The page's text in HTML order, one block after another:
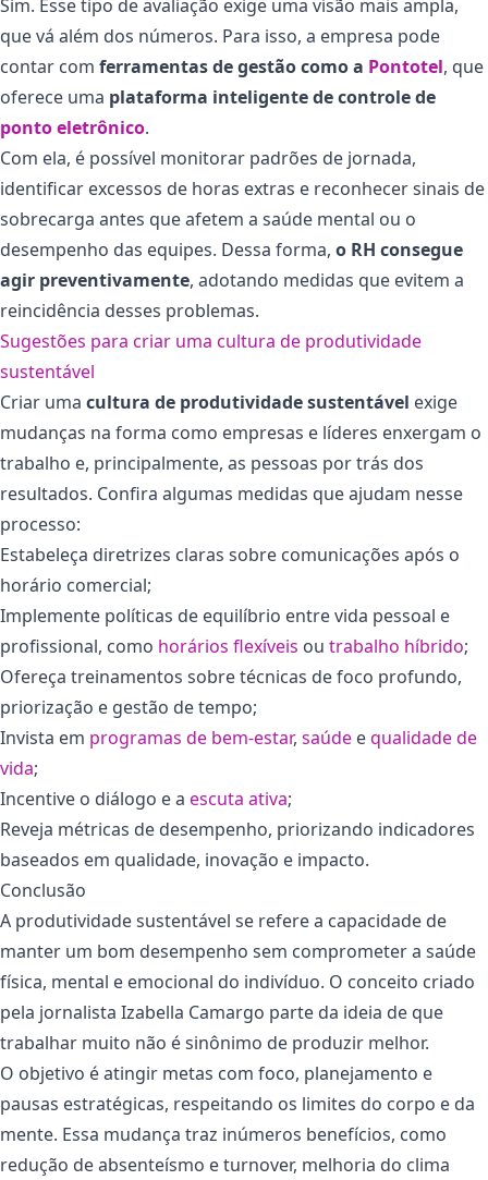
Sim. Esse tipo de avaliação exige uma visão mais ampla,
que vá além dos números. Para isso, a empresa pode
contar com ferramentas de gestão como a Pontotel, que
oferece uma plataforma inteligente de controle de
ponto eletrônico.
Com ela, é possível monitorar padrões de jornada,
identificar excessos de horas extras e reconhecer sinais de
sobrecarga antes que afetem a saúde mental ou o
desempenho das equipes. Dessa forma, o RH consegue
agir preventivamente, adotando medidas que evitem a
reincidência desses problemas.
Sugestões para criar uma cultura de produtividade
sustentável
Criar uma cultura de produtividade sustentável exige
mudanças na forma como empresas e líderes enxergam o
trabalho e, principalmente, as pessoas por trás dos
resultados. Confira algumas medidas que ajudam nesse
processo:
Estabeleça diretrizes claras sobre comunicações após o
horário comercial;
Implemente políticas de equilíbrio entre vida pessoal e
profissional, como horários flexíveis ou trabalho híbrido;
Ofereça treinamentos sobre técnicas de foco profundo,
priorização e gestão de tempo;
Invista em programas de bem-estar, saúde equalidade de
vida;
Incentive o diálogo e a escuta ativa;
Reveja métricas de desempenho, priorizando indicadores
baseados em qualidade, inovação e impacto.
Conclusão
A produtividade sustentável se refere a capacidade de
manter um bom desempenho sem comprometer a saúde
física, mental e emocional do indivíduo. O conceito criado
pela jornalista Izabella Camargo parte da ideia de que
trabalhar muito não é sinônimo de produzir melhor.
O objetivo é atingir metas com foco, planejamento e
pausas estratégicas, respeitando os limites do corpo e da
mente. Essa mudança traz inúmeros benefícios, como
redução de absenteísmo e turnover, melhoria do clima